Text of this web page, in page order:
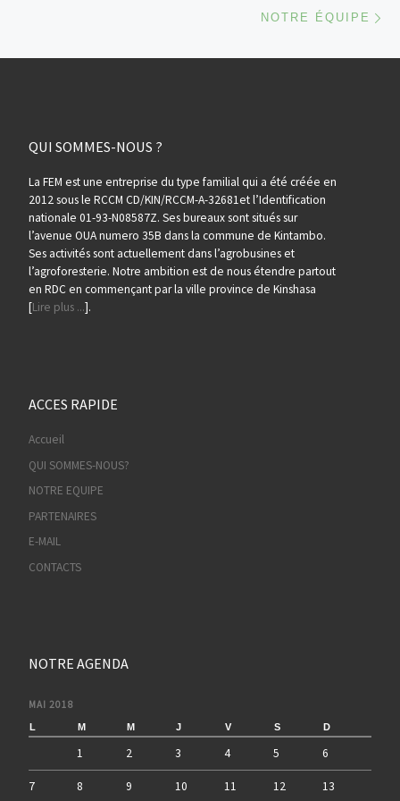
NOTRE ÉQUIPE
QUI SOMMES-NOUS ?
La FEM est une entreprise du type familial qui a été créée en
2012 sous le RCCM CD/KIN/RCCM-A-32681et l’Identification
nationale 01-93-N08587Z. Ses bureaux sont situés sur
l’avenue OUA numero 35B dans la commune de Kintambo.
Ses activités sont actuellement dans l’agrobusines et
l’agroforesterie. Notre ambition est de nous étendre partout
en RDC en commençant par la ville province de Kinshasa
[Lire plus ...].
ACCES RAPIDE
Accueil
QUI SOMMES-NOUS?
NOTRE EQUIPE
PARTENAIRES
E-MAIL
CONTACTS
NOTRE AGENDA
MAI 2018
L M M J V S D
1 2 3 4 5 6
7 8 9 10 11 12 13